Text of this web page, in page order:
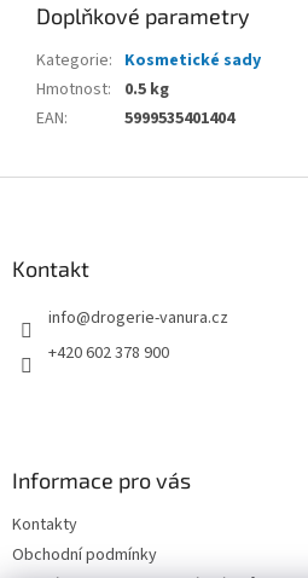
Doplňkové parametry
Kategorie: Kosmetické sady
Hmotnost:
0.5 kg
EAN: 5999535401404
Kontakt
info@drogerie-vanura.cz
+420 602 378 900
Informace pro vás
Kontakty
Obchodní podmínky